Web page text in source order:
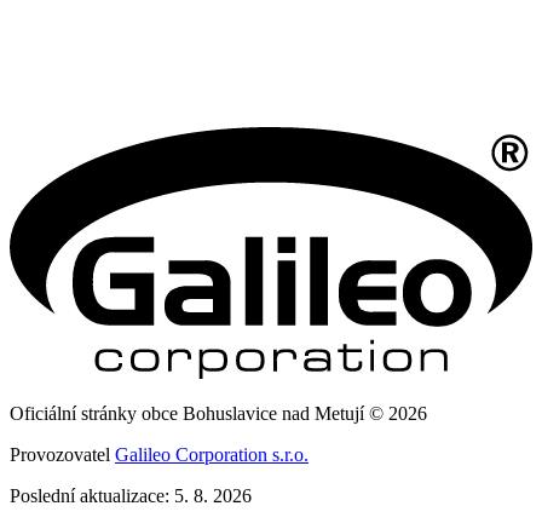
Oficiální stránky obce Bohuslavice nad Metují © 2026
Provozovatel Galileo Corporation s.r.o.
Poslední aktualizace: 5. 8. 2026